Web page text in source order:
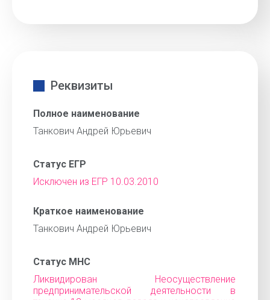
Реквизиты
Полное наименование
Танкович Андрей Юрьевич
Статус ЕГР
Исключен из ЕГР 10.03.2010
Краткое наименование
Танкович Андрей Юрьевич
Статус МНС
Ликвидирован Неосуществление
предпринимательской деятельности в